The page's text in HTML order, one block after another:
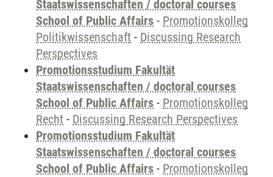
Staatswissenschaften / doctoral courses
School of Public Affairs - Promotionskolleg
Politikwissenschaft - Discussing Research
Perspectives
Promotionsstudium Fakultät
Staatswissenschaften / doctoral courses
School of Public Affairs - Promotionskolleg
Recht - Discussing Research Perspectives
Promotionsstudium Fakultät
Staatswissenschaften / doctoral courses
School of Public Affairs - Promotionskolleg